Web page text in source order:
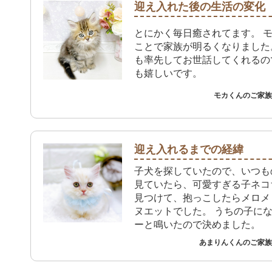
迎え入れた後の生活の変化
とにかく毎日癒されてます。
ことで家族が明るくなりまし
も率先してお世話してくれる
も嬉しいです。
モカくんのご家
迎え入れるまでの経緯
子犬を探していたので、いつ
見ていたら、可愛すぎる子ネ
見つけて、抱っこしたらメロ
ヌエットでした。 うちの子に
ーと鳴いたので決めました。
あまりんくんのご家